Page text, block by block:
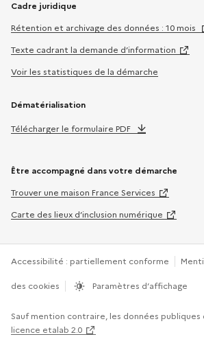
Cadre juridique
Rétention et archivage des données : 10 mois
Texte cadrant la demande d’information
Voir les statistiques de la démarche
Dématérialisation
Télécharger le formulaire PDF
Être accompagné dans votre démarche
Trouver une maison France Services
Carte des lieux d’inclusion numérique
Accessibilité : partiellement conforme
des cookies Paramètres d’affichage
Sauf mention contraire, les données publiques
licence etalab 2.0